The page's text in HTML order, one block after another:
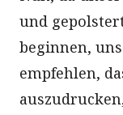
und
beginnen,
empfehlen,